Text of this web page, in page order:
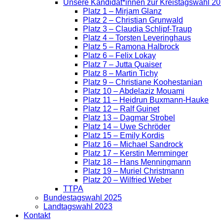
Unsere Kandidat*innen zur Kreistagswahl
Platz 1 – Mirjam Glanz
Platz 2 – Christian Grunwald
Platz 3 – Claudia Schlipf-Traup
Platz 4 – Torsten Leveringhaus
Platz 5 – Ramona Halbrock
Platz 6 – Felix Lokay
Platz 7 – Jutta Quaiser
Platz 8 – Martin Tichy
Platz 9 – Christiane Koohestanian
Platz 10 – Abdelaziz Mouami
Platz 11 – Heidrun Buxmann-Hauke
Platz 12 – Ralf Guinet
Platz 13 – Dagmar Strobel
Platz 14 – Uwe Schröder
Platz 15 – Emily Kordis
Platz 16 – Michael Sandrock
Platz 17 – Kerstin Memminger
Platz 18 – Hans Menningmann
Platz 19 – Muriel Christmann
Platz 20 – Wilfried Weber
TTPA
Bundestagswahl 2025
Landtagswahl 2023
Kontakt